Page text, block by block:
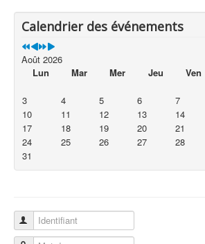
Calendrier des événements
Août 2026
Lun
Mar Mer Jeu Ven
3
4 5 6 7
10
11 12 13 14
17
18 19 20 21
24
25 26 27 28
31
Identifiant